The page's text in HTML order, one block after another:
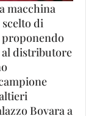
macchina
di
proponendo
al distributore
Bovara a